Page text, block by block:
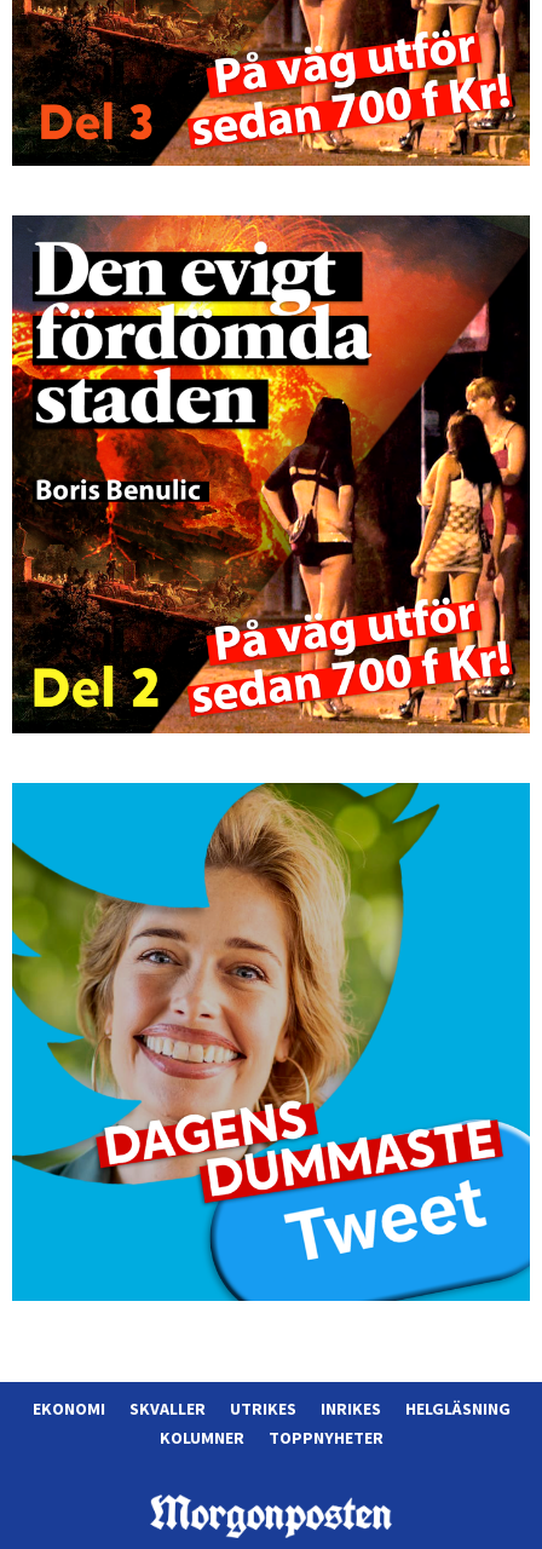
EKONOMI SKVALLER UTRIKES INRIKES
HELGLÄSNING
KOLUMNER
TOPPNYHETER